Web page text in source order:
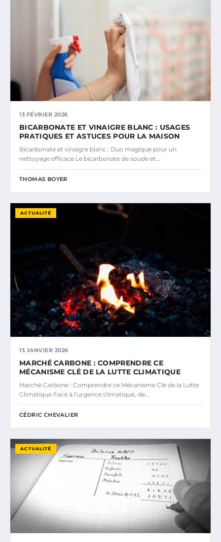
13 FÉVRIER 2026
BICARBONATE ET VINAIGRE BLANC : USAGES
PRATIQUES ET ASTUCES POUR LA MAISON
Bicarbonate et vinaigre blanc : Duo magique pour un
nettoyage efficace Le bicarbonate de soude et…
THOMAS BOYER
ACTUALITÉ
13 JANVIER 2026
MARCHÉ CARBONE : COMPRENDRE CE
MÉCANISME CLÉ DE LA LUTTE CLIMATIQUE
Marché Carbone : Comprendre ce Mécanisme Clé de la Lutte
Climatique Face à l’urgence climatique, de…
CÉDRIC CHEVALIER
ACTUALITÉ